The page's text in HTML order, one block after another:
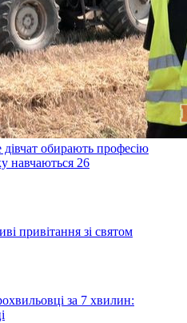
обирають професію
навчаються 26
привітання зі святом
за 7 хвилин: